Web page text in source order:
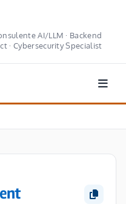
AI/LLM · Backend
· Cybersecurity Specialist